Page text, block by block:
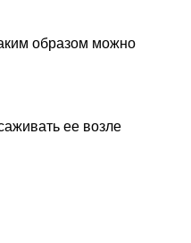
образом можно
ее возле